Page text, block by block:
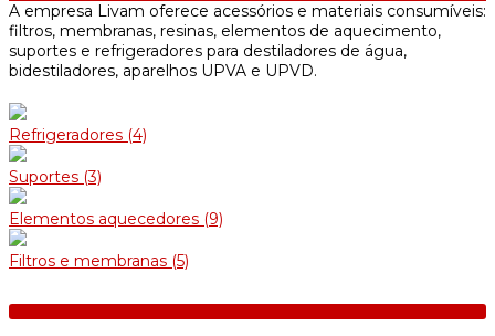
A empresa Livam oferece acessórios e materiais consumíveis:
filtros, membranas, resinas, elementos de aquecimento,
suportes e refrigeradores para destiladores de água,
bidestiladores, aparelhos UPVA e UPVD.
Refrigeradores (4)
Suportes (3)
Elementos aquecedores (9)
Filtros e membranas (5)